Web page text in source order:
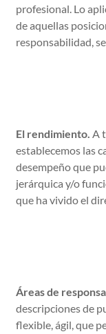
profesional. Lo
de aquellas
responsabilidad,
El rendimiento.A
establecemos las
desempeño que
jerárquica y/o
que ha vivido el
Áreas de
descripciones de
flexible, ágil, que